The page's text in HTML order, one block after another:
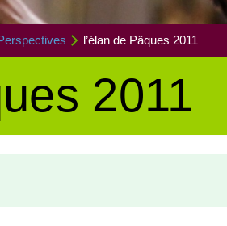
l’élan de Pâques 2011
2011